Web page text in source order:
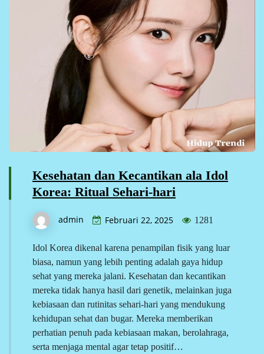
Kesehatan dan Kecantikan ala Idol
Korea: Ritual Sehari-hari
admin Februari 22, 2025 1281
Idol Korea dikenal karena penampilan fisik yang luar
biasa, namun yang lebih penting adalah gaya hidup
sehat yang mereka jalani. Kesehatan dan kecantikan
mereka tidak hanya hasil dari genetik, melainkan juga
kebiasaan dan rutinitas sehari-hari yang mendukung
kehidupan sehat dan bugar. Mereka memberikan
perhatian penuh pada kebiasaan makan, berolahraga,
serta menjaga mental agar tetap positif…